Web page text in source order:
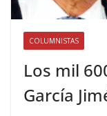
COLUMNISTAS
Los mil
García